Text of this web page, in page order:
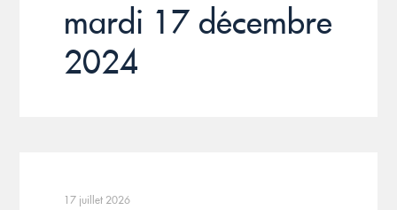
mardi 17 décembre
2024
17 juillet 2026